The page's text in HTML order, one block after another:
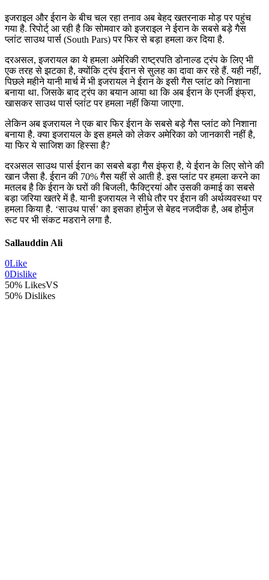
इजराइल और ईरान के बीच चल रहा तनाव अब बेहद खतरनाक मोड़ पर पहुंच
गया है. रिपोर्ट् आ रही है कि सोमवार को इजराइल ने ईरान के सबसे बड़े गैस
प्लांट साउथ पार्स (South Pars) पर फिर से बड़ा हमला कर दिया है.
दरअसल, इजरायल का ये हमला अमेरिकी राष्ट्रपति डोनाल्ड ट्रंप के लिए भी
एक तरह से झटका है, क्योंकि ट्रंप ईरान से सुलह का दावा कर रहे हैं. यही नहीं,
पिछले महीने यानी मार्च में भी इजरायल ने ईरान के इसी गैस प्लांट को निशाना
बनाया था. जिसके बाद ट्रंप का बयान आया था कि अब ईरान के एनर्जी इंफ्रा,
खासकर साउथ पार्स प्लांट पर हमला नहीं किया जाएगा.
लेकिन अब इजरायल ने एक बार फिर ईरान के सबसे बड़े गैस प्लांट को निशाना
बनाया है. क्या इजरायल के इस हमले को लेकर अमेरिका को जानकारी नहीं है,
या फिर ये साजिश का हिस्सा है?
दरअसल साउथ पार्स ईरान का सबसे बड़ा गैस इंफ्रा है, ये ईरान के लिए सोने की
खान जैसा है. ईरान की 70% गैस यहीं से आती है. इस प्लांट पर हमला करने का
मतलब है कि ईरान के घरों की बिजली, फैक्ट्रियां और उसकी कमाई का सबसे
बड़ा जरिया खतरे में है. यानी इजरायल ने सीधे तौर पर ईरान की अर्थव्यवस्था पर
हमला किया है. ‘साउथ पार्स’ का इसका होर्मुज से बेहद नजदीक है, अब होर्मुज
रूट पर भी संकट मडराने लगा है.
Sallauddin Ali
0Like
0Dislike
50% LikesVS
50% Dislikes